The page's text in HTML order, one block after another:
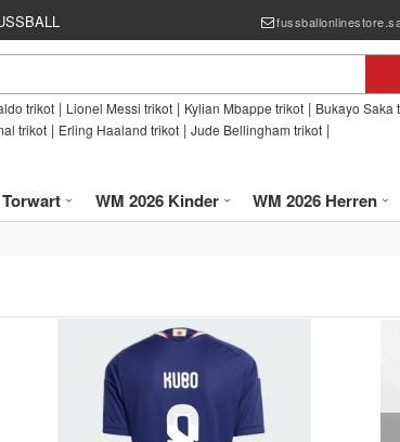
trikot | Lionel Messi trikot | Kylian Mbappe trikot | Bukayo Saka
trikot | Erling Haaland trikot | Jude Bellingham trikot |
Torwart WM 2026 Kinder WM 2026 Herren